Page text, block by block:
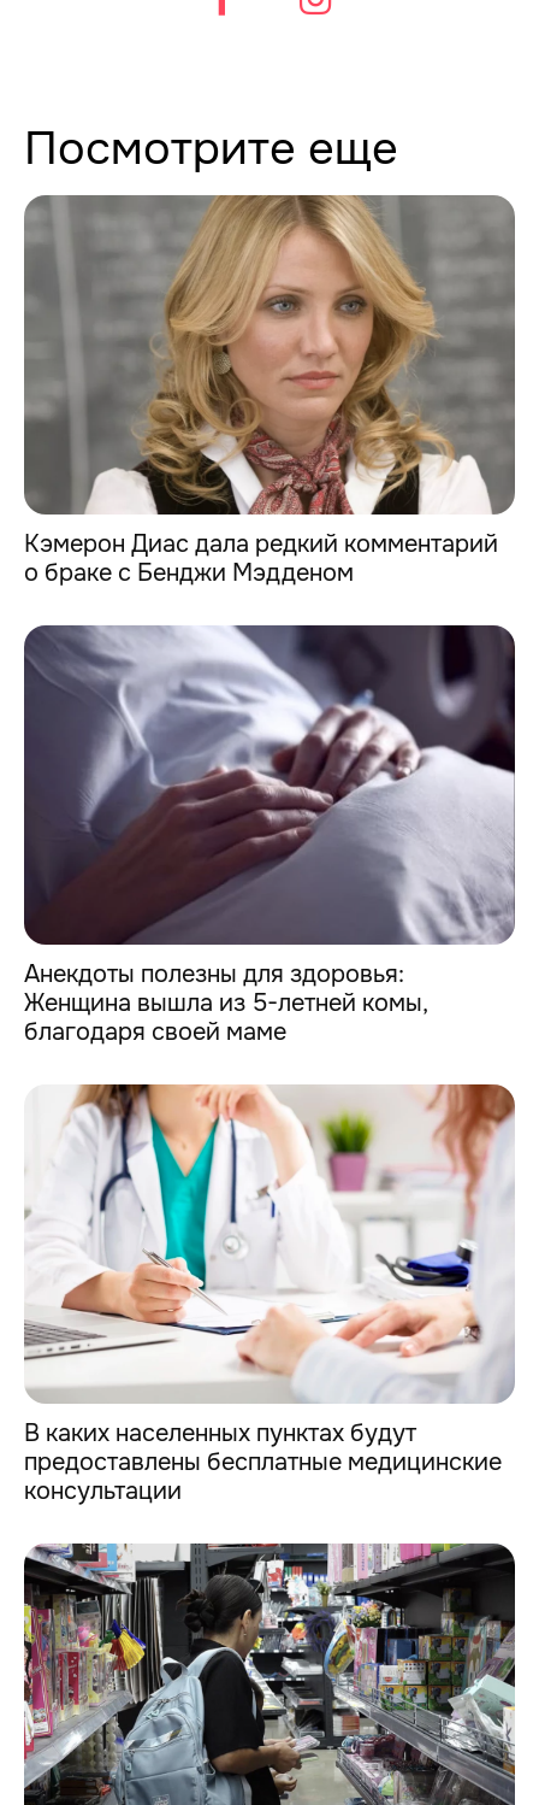
Посмотрите еще
Кэмерон Диас дала редкий комментарий
о браке с Бенджи Мэдденом
Анекдоты полезны для здоровья:
Женщина вышла из 5-летней комы,
благодаря своей маме
В каких населенных пунктах будут
предоставлены бесплатные медицинские
консультации